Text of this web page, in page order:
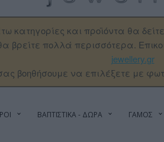
κατηγορίες και προϊόντα θα
πολλά περισσότερα.
jewellery.gr
βοηθήσουμε να επιλέξετε με
ΒΑΠΤΙΣΤΙΚΑ - ΔΩΡΑ ΓΑΜΟΣ